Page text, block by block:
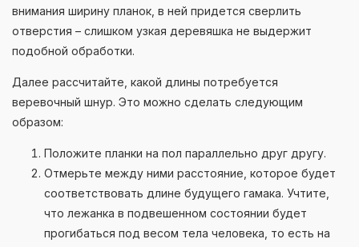
внимания ширину планок, в ней придется сверлить
отверстия – слишком узкая деревяшка не выдержит
подобной обработки.
Далее рассчитайте, какой длины потребуется
веревочный шнур. Это можно сделать следующим
образом:
Положите планки на пол параллельно друг другу.
Отмерьте между ними расстояние, которое будет
соответствовать длине будущего гамака. Учтите,
что лежанка в подвешенном состоянии будет
прогибаться под весом тела человека, то есть на